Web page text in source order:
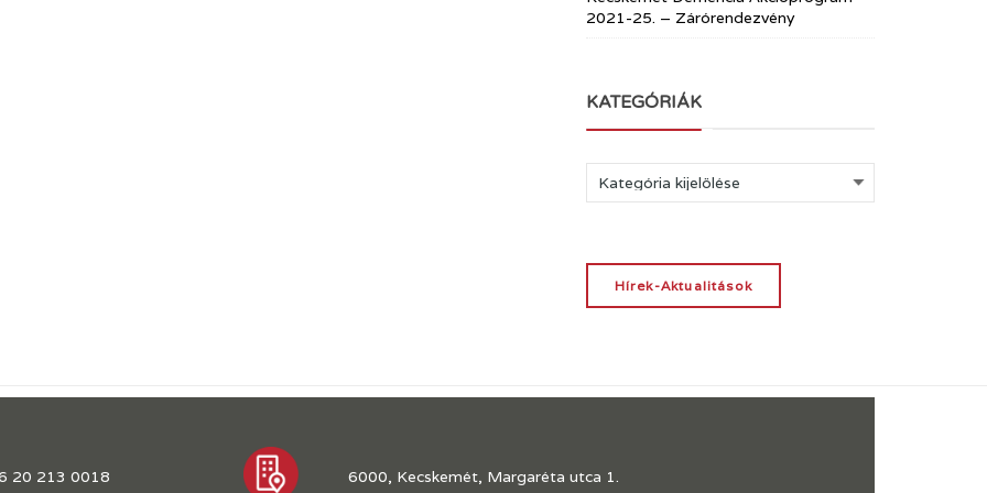
2021-25. – Zárórendezvény
KATEGÓRIÁK
Hírek-Aktualitások
20 213 0018 6000, Kecskemét, Margaréta utca 1.